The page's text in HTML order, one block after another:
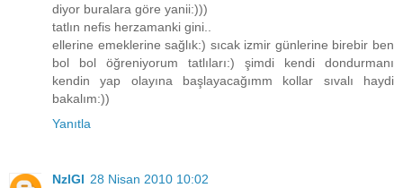
diyor buralara göre yanii:)))
tatlın nefis herzamanki gini..
ellerine emeklerine sağlık:) sıcak izmir günlerine birebir ben
bol bol öğreniyorum tatlıları:) şimdi kendi dondurmanı
kendin yap olayına başlayacağımm kollar sıvalı haydi
bakalım:))
Yanıtla
NzlGl 28 Nisan 2010 10:02